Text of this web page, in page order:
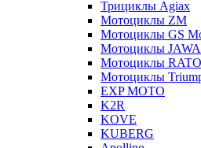
Трициклы Agiax
Мотоциклы ZM
Мотоциклы GS
Мотоциклы JAWA
Мотоциклы RATO
Мотоциклы
EXP MOTO
K2R
KOVE
KUBERG